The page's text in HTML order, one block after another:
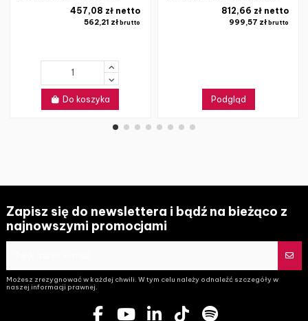
562,21 złbrutto
457,08 zł netto
Do koszyka
999,57 zł brutto
812,66 zł netto
Podgląd
Zapisz się do newslettera i bądź na bieżąco z
najnowszymi promocjami
Możesz zrezygnować w każdej chwili. W tym celu należy odnaleźć szczegóły w
naszej informacji prawnej.